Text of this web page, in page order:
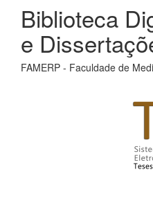
Biblioteca
e
FAMERP - Faculdade de